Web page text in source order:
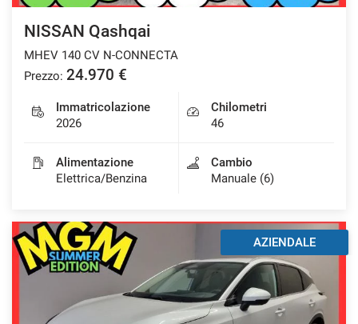
NISSAN Qashqai
MHEV 140 CV N-CONNECTA
Prezzo: 24.970 €
Immatricolazione
2026
Chilometri
46
Alimentazione
Elettrica/Benzina
Cambio
Manuale (6)
AZIENDALE